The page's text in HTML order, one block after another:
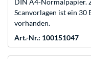
DIN A4-Normalpapier.
Scanvorlagen ist ein 30
vorhanden.
Art.-Nr.: 100151047